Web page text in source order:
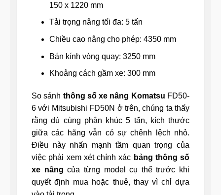
150 x 1220 mm
Tải trọng nâng tối đa: 5 tấn
Chiều cao nâng cho phép: 4350 mm
Bán kính vòng quay: 3250 mm
Khoảng cách gầm xe: 300 mm
So sánh thông số xe nâng Komatsu FD50-
6 với Mitsubishi FD50N ở trên, chúng ta thấy
rằng dù cùng phân khúc 5 tấn, kích thước
giữa các hãng vẫn có sự chênh lệch nhỏ.
Điều này nhấn mạnh tầm quan trọng của
việc phải xem xét chính xác bảng thông số
xe nâng của từng model cụ thể trước khi
quyết định mua hoặc thuê, thay vì chỉ dựa